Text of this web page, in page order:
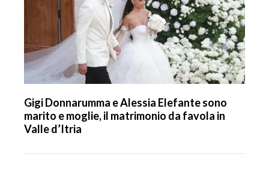
Gigi Donnarumma e Alessia Elefante sono
marito e moglie, il matrimonio da favola in
Valle d’Itria